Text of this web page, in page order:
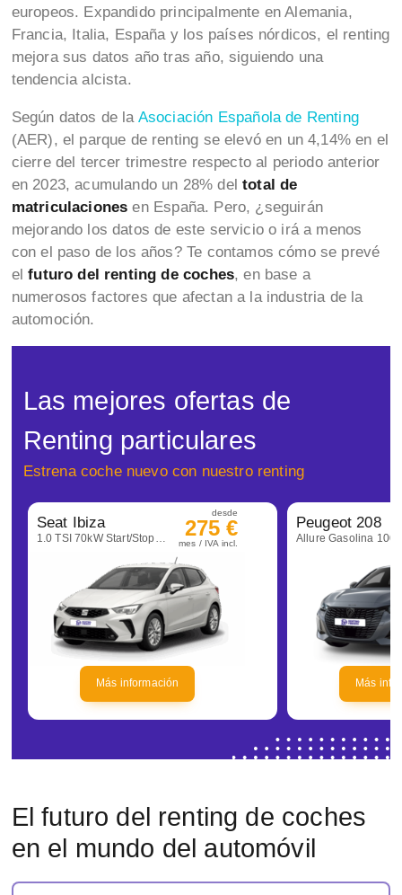
europeos. Expandido principalmente en Alemania,
Francia, Italia, España y los países nórdicos, el renting
mejora sus datos año tras año, siguiendo una
tendencia alcista.
Según datos de la Asociación Española de Renting
(AER), el parque de renting se elevó en un 4,14% en el
cierre del tercer trimestre respecto al periodo anterior
en 2023, acumulando un 28% deltotal de
matriculacionesen España. Pero, ¿seguirán
mejorando los datos de este servicio o irá a menos
con el paso de los años? Te contamos cómo se prevé
elfuturo del renting de coches, en base a
numerosos factores que afectan a la industria de la
automoción.
Las mejores ofertas de
Renting particulares
Estrena coche nuevo con nuestro renting
Seat Ibiza
desde
275 €
mes / IVA incl.
Más información
Peugeot 208
Más
El futuro del renting de coches
en el mundo del automóvil